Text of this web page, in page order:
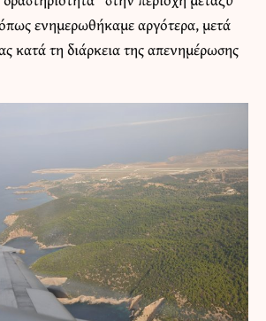
ενημερωθήκαμε αργότερα, μετά
κατά τη διάρκεια της απενημέρωσης